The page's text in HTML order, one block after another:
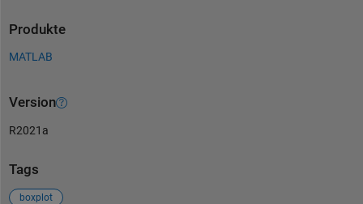
Produkte
MATLAB
Version
R2021a
Tags
boxplot